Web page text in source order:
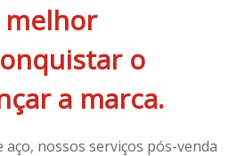
melhor
o
a marca.
nossos serviços pós-venda